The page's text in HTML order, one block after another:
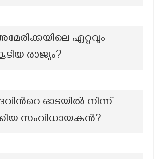
ഏറ്റവും
രാജ്യം?
ഓടയില്‍ നിന്ന്
സംവിധായകന്‍?